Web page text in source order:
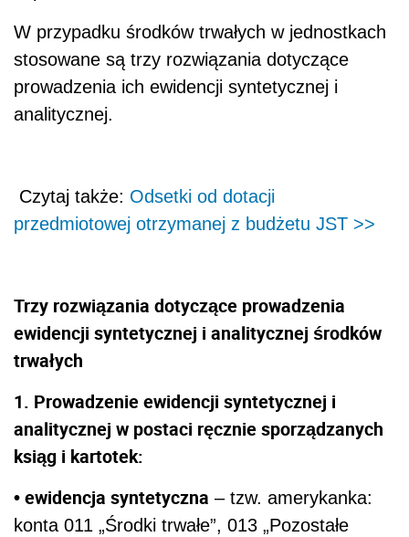
W przypadku środków trwałych w jednostkach
stosowane są trzy rozwiązania dotyczące
prowadzenia ich ewidencji syntetycznej i
analitycznej.
Czytaj także: Odsetki od dotacji
przedmiotowej otrzymanej z budżetu JST >>
Trzy rozwiązania dotyczące prowadzenia
ewidencji syntetycznej i analitycznej środków
trwałych
1. Prowadzenie ewidencji syntetycznej i
analitycznej w postaci ręcznie sporządzanych
ksiąg i kartotek:
• ewidencja syntetyczna – tzw. amerykanka:
konta 011 „Środki trwałe”, 013 „Pozostałe